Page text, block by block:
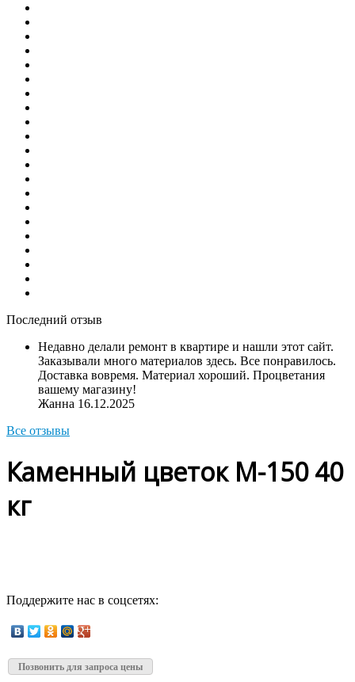
Последний отзыв
Недавно делали ремонт в квартире и нашли этот сайт.
Заказывали много материалов здесь. Все понравилось.
Доставка вовремя. Материал хороший. Процветания
вашему магазину!
Жанна 16.12.2025
Все отзывы
Каменный цветок М-150 40
кг
Поддержите нас в соцсетях:
Позвонить для запроса цены